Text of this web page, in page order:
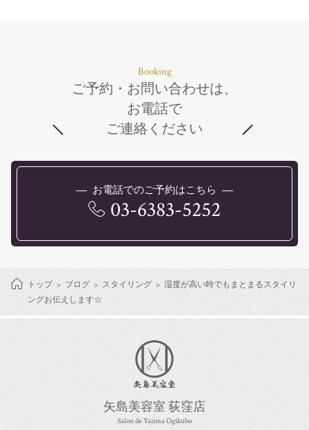
Booking
ご予約・お問い合わせは、
お電話で
ご連絡ください
お電話でのご予約はこちら
03-6383-5252
トップ ブログ スタイリング
湿度が高い時でもまとまるスタイリ
ングお伝えします☆
矢島美容室 荻窪店
Salon de Yajima Ogikubo